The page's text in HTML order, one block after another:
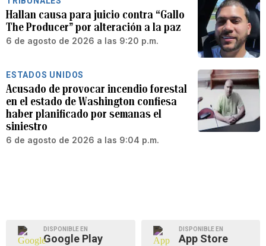
Hallan causa para juicio contra “Gallo
The Producer” por alteración a la paz
6 de agosto de 2026 a las 9:20 p.m.
ESTADOS UNIDOS
Acusado de provocar incendio forestal
en el estado de Washington confiesa
haber planificado por semanas el
siniestro
6 de agosto de 2026 a las 9:04 p.m.
DISPONIBLE EN
Google Play
DISPONIBLE EN
App Store